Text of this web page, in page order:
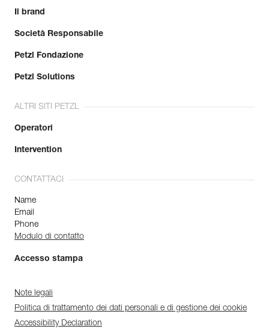
Il brand
Società Responsabile
Petzl Fondazione
Petzl Solutions
ALTRI SITI PETZL
Operatori
Intervention
CONTATTACI
Name
Email
Phone
Modulo di contatto
Accesso stampa
Note legali
Politica di trattamento dei dati personali e di gestione dei cookie
Accessibility Declaration